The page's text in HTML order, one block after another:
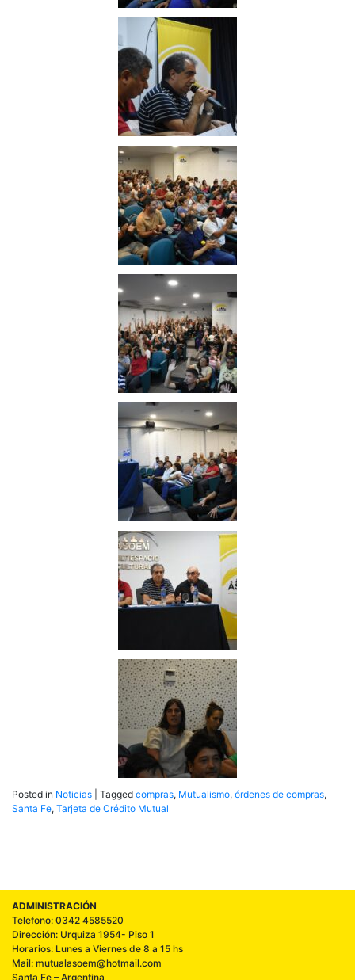
Posted in Noticias Tagged compras, Mutualismo, órdenes de compras,
Santa Fe, Tarjeta de Crédito Mutual
ADMINISTRACIÓN
Telefono: 0342 4585520
Dirección: Urquiza 1954- Piso 1
Horarios: Lunes a Viernes de 8 a 15 hs
Mail: mutualasoem@hotmail.com
Santa Fe – Argentina